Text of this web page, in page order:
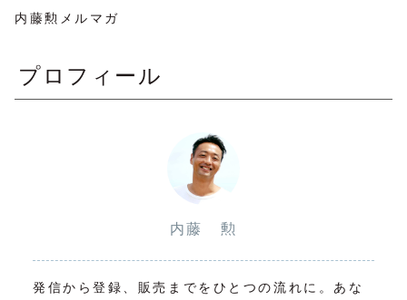
内藤勲メルマガ
プロフィール
内藤 勲
発信から登録、販売までをひとつの流れに。あな